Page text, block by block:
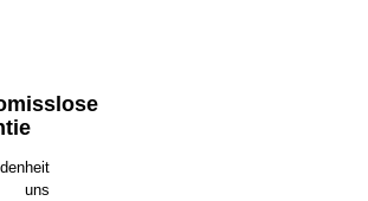
uns